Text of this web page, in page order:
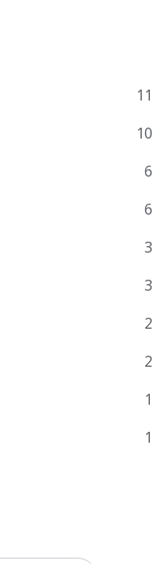
11
10
6
6
3
3
2
2
1
1